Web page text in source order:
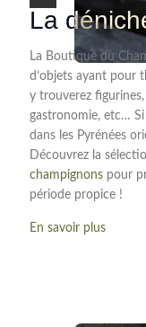
La
La Boutique du
d’objets ayant pour
y trouverez figurines,
gastronomie, etc… Si
dans les Pyrénées
Découvrez la
champignonspour
période propice !
En savoir plus